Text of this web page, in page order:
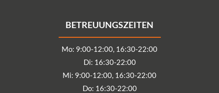
BETREUUNGSZEITEN
Mo: 9:00-12:00, 16:30-22:00
Di: 16:30-22:00
Mi: 9:00-12:00, 16:30-22:00
Do: 16:30-22:00